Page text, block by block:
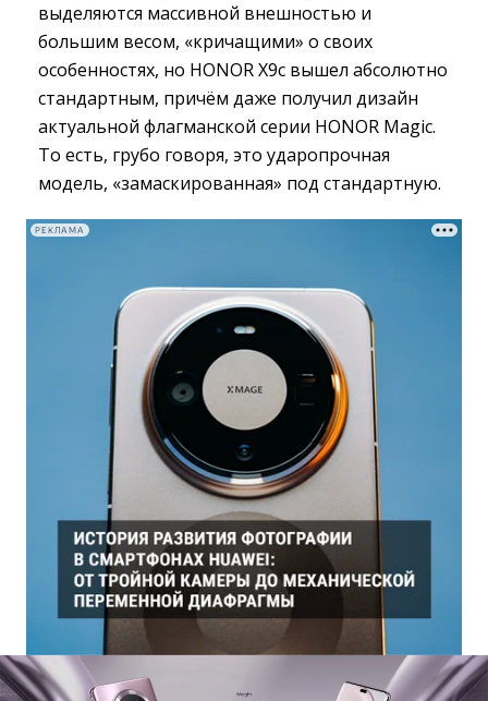
выделяются массивной внешностью и
большим весом, «кричащими» о своих
особенностях, но HONOR X9c вышел абсолютно
стандартным, причём даже получил дизайн
актуальной флагманской серии HONOR Magic.
То есть, грубо говоря, это ударопрочная
модель, «замаскированная» под стандартную.
РЕКЛАМА